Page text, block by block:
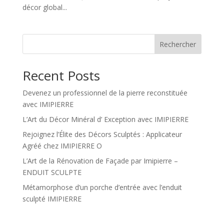
décor global...
Rechercher
Recent Posts
Devenez un professionnel de la pierre reconstituée
avec IMIPIERRE
L’Art du Décor Minéral d’ Exception avec IMIPIERRE
Rejoignez l’Élite des Décors Sculptés : Applicateur
Agréé chez IMIPIERRE O
L’Art de la Rénovation de Façade par Imipierre –
ENDUIT SCULPTE
Métamorphose d’un porche d’entrée avec l’enduit
sculpté IMIPIERRE